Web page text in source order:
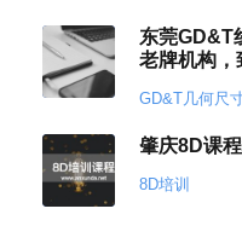
东莞GD&T
老牌机构，
GD&T几何尺
肇庆8D课程
8D培训